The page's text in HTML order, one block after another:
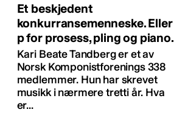
Et beskjedent
konkurransemenneske. Eller
p for prosess, pling og piano.
Kari Beate Tandberg er et av
Norsk Komponistforenings 338
medlemmer. Hun har skrevet
musikk i nærmere tretti år. Hva
er...